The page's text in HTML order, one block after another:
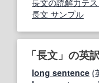
長文 サンプル
「長文」の英
long sentence (